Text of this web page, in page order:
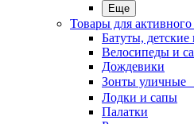
Еще
Товары для
Батуты,
Велосипеды и
Дождевики
Зонты уличные
Лодки и сапы
Палатки